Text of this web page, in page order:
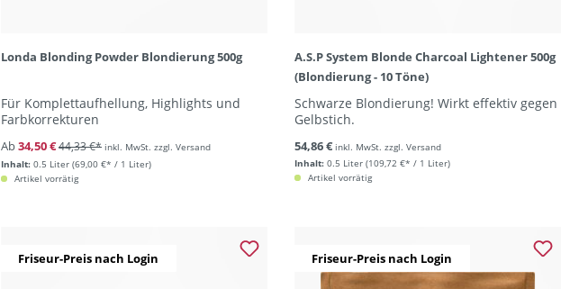
Londa Blonding Powder Blondierung 500g
Für Komplettaufhellung, Highlights und
Farbkorrekturen
Inhalt: 0.5 Liter (69,00 €* / 1 Liter)
Ab34,50 €44,33 €* inkl. MwSt. zzgl. Versand
Artikel vorrätig
A.S.P System Blonde Charcoal Lightener 500g
(Blondierung - 10 Töne)
Schwarze Blondierung! Wirkt effektiv gegen
Gelbstich.
Inhalt: 0.5 Liter (109,72 €* / 1 Liter)
54,86 € inkl. MwSt. zzgl. Versand
Artikel vorrätig
Friseur-Preis nach Login Friseur-Preis nach Login